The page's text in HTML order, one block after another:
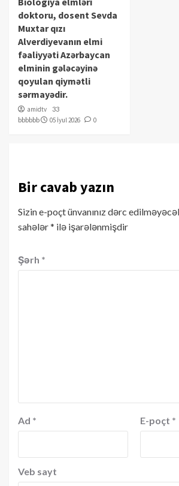
doktoru, dosent Sevda
Muxtar qızı
Alverdiyevanın elmi
fəaliyyəti Azərbaycan
elminin gələcəyinə
qoyulan qiymətli
sərmayədir.
amidtv
33
bbbbbb
05 İyul 2026 0
Bir cavab yazın
Sizin e-poçt ünvanınız dərc
sahələr* ilə işarələnmişdir
Şərh *
Ad * E-poçt *
Veb sayt